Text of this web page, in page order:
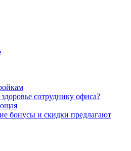
сотруднику офиса?